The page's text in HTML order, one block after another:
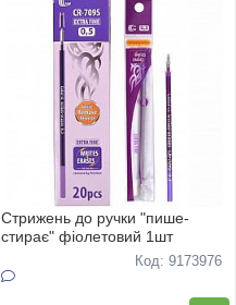
Стрижень до ручки "пише-
стирає" фiолетовий 1шт
Код: 9173976